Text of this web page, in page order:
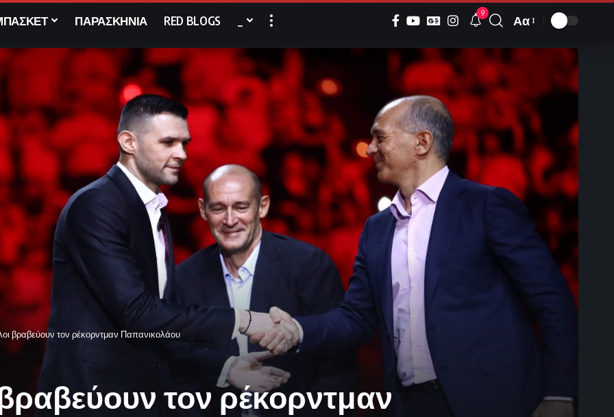
ΠΑΡΑΣΚΗΝΙΑ RED BLOGS 9
Font
Resizer
Αα
βραβεύουν τον ρέκορντμαν Παπανικολάου
τον ρέκορντμαν